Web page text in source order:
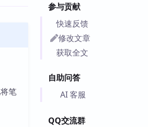
参与贡献
快速反馈
修改文章
获取全文
自助问答
AI 客服
QQ交流群
笔